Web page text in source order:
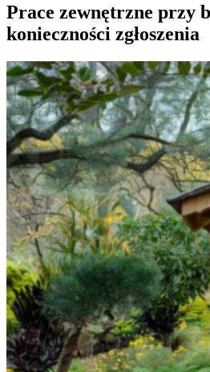
Prace zewnętrzne przy
konieczności zgłoszenia